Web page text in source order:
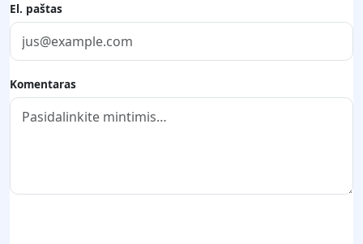
El. paštas
Komentaras